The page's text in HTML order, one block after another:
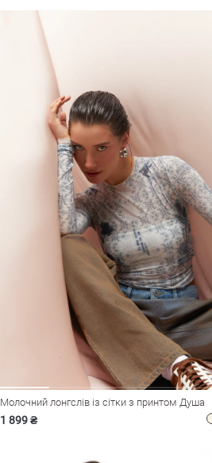
Молочний лонгслів із сітки з принтом Душа
1 899 ₴